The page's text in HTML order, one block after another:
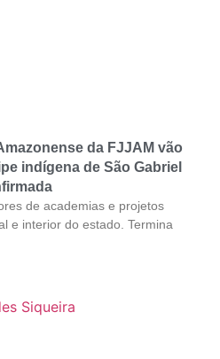
da FJJAM vão
indígena de São Gabriel
de academias e projetos
e interior do estado. Termina